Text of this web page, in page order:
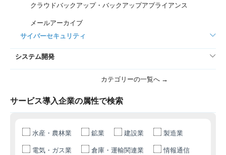
クラウドバックアップ・バックアップアプライアンス
メールアーカイブ
サイバーセキュリティ
システム開発
カテゴリーの一覧へ →
サービス導入企業の属性で検索
水産・農林業 鉱業 建設業 製造業
電気・ガス業 倉庫・運輸関連業 情報通信